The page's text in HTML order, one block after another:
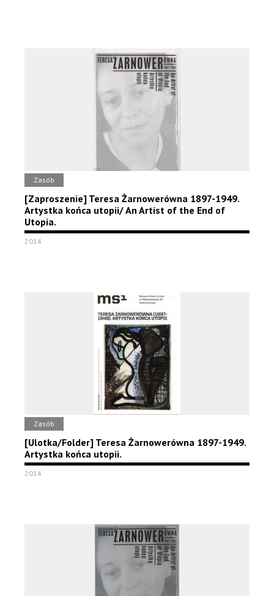
Zasób
[Zaproszenie] Teresa Żarnowerówna 1897-1949.
Artystka końca utopii/ An Artist of the End of
Utopia.
2014
Zasób
[Ulotka/Folder] Teresa Żarnowerówna 1897-1949.
Artystka końca utopii.
2014